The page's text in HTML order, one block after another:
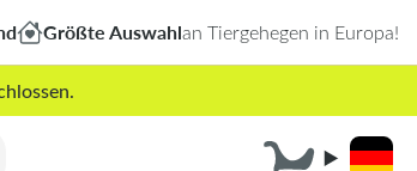
Größte Auswahlan Tiergehegen in Europa!